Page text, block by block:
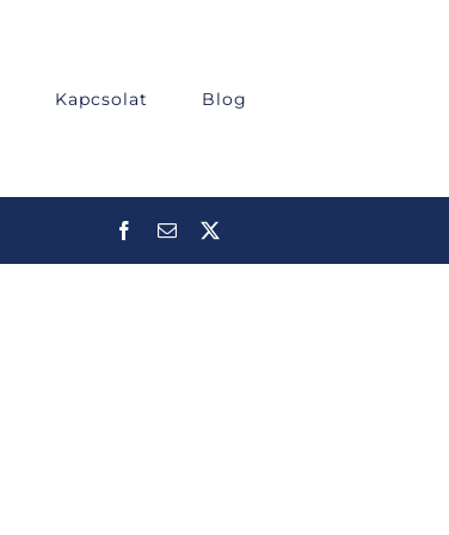
Kapcsolat Blog